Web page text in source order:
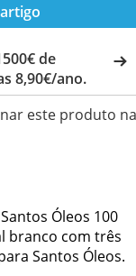
de
8,90€/ano.
este produto na
Óleos 100
branco com três
Santos Óleos.